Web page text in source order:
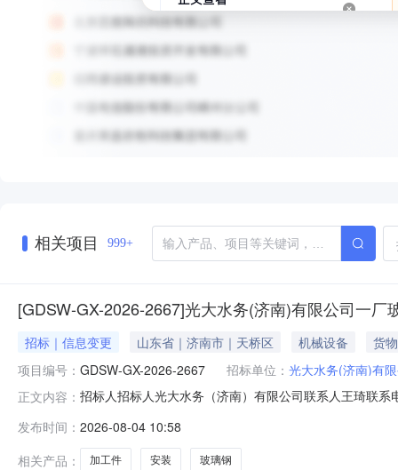
相关项目 999+
[GDSW-GX-2026-2667]光大水务(济南)有限公司一
招标｜信息变更 山东省｜济南市｜天桥区 机械设备
货物
项目编号： GDSW-GX-2026-2667 招标单位： 光大水务(济南)有
正文内容： 招标人招标人光大水务（济南）有限公司联系人王琦联
发布时间： 2026-08-04 10:58
相关产品：
加工件 安装 玻璃钢